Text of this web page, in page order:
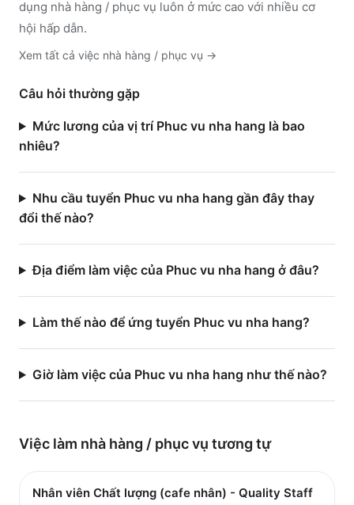
dụng nhà hàng / phục vụ luôn ở mức cao với nhiều cơ
hội hấp dẫn.
Xem tất cả việc nhà hàng / phục vụ →
Câu hỏi thường gặp
Mức lương của vị trí Phuc vu nha hang là bao
nhiêu?
Nhu cầu tuyển Phuc vu nha hang gần đây thay
đổi thế nào?
Địa điểm làm việc của Phuc vu nha hang ở đâu?
Làm thế nào để ứng tuyển Phuc vu nha hang?
Giờ làm việc của Phuc vu nha hang như thế nào?
Việc làm nhà hàng / phục vụ tương tự
Nhân viên Chất lượng (cafe nhân) - Quality Staff